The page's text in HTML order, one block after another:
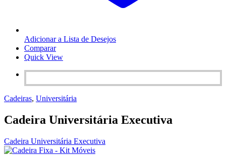
Adicionar a Lista de Desejos
Comparar
Quick View
Cadeiras, Universitária
Cadeira Universitária Executiva
Cadeira Universitária Executiva